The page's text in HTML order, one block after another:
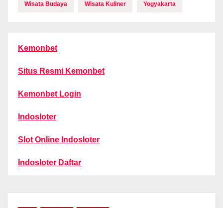
Wisata Budaya Wisata Kuliner Yogyakarta
Kemonbet
Situs Resmi Kemonbet
Kemonbet Login
Indosloter
Slot Online Indosloter
Indosloter Daftar